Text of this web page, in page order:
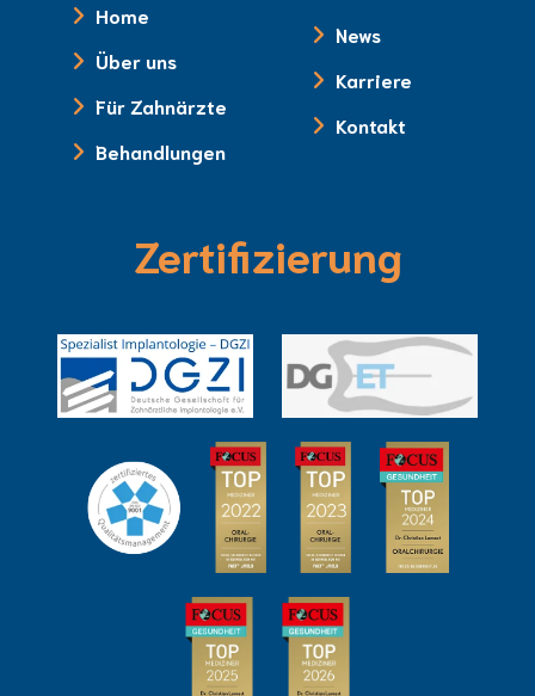
Home
Über uns
Für Zahnärzte
Behandlungen
News
Karriere
Kontakt
Zertifizierung